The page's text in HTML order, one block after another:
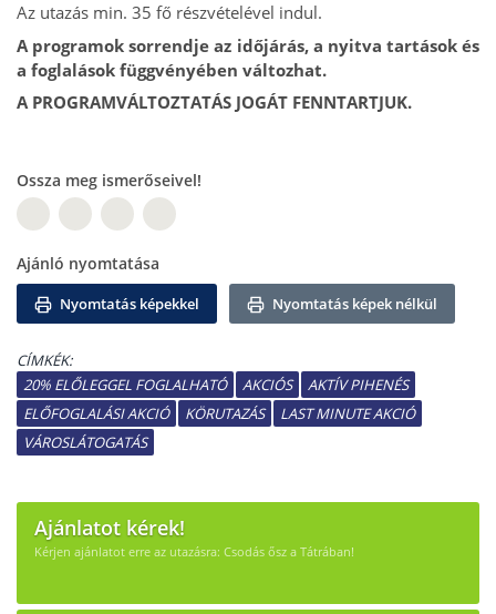
Az utazás min. 35 fő részvételével indul.
A programok sorrendje az időjárás, a nyitva tartások és
a foglalások függvényében változhat.
A PROGRAMVÁLTOZTATÁS JOGÁT FENNTARTJUK.
Ossza meg ismerőseivel!
Ajánló nyomtatása
Nyomtatás képekkel Nyomtatás képek nélkül
CÍMKÉK:
20% ELŐLEGGEL FOGLALHATÓ
AKCIÓS
AKTÍV PIHENÉS
ELŐFOGLALÁSI AKCIÓ
KÖRUTAZÁS
LAST MINUTE AKCIÓ
VÁROSLÁTOGATÁS
Ajánlatot kérek!
Kérjen ajánlatot erre az utazásra: Csodás ősz a Tátrában!